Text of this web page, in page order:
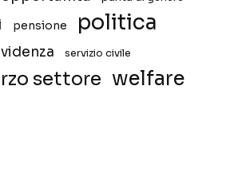
pensione politica
servizio civile
settore welfare